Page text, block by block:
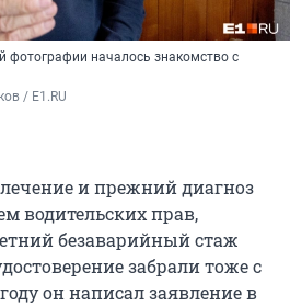
фотографии началось знакомство с
/ E1.RU
лечение и прежний диагноз
водительских прав,
безаварийный стаж
забрали тоже с
он написал заявление в